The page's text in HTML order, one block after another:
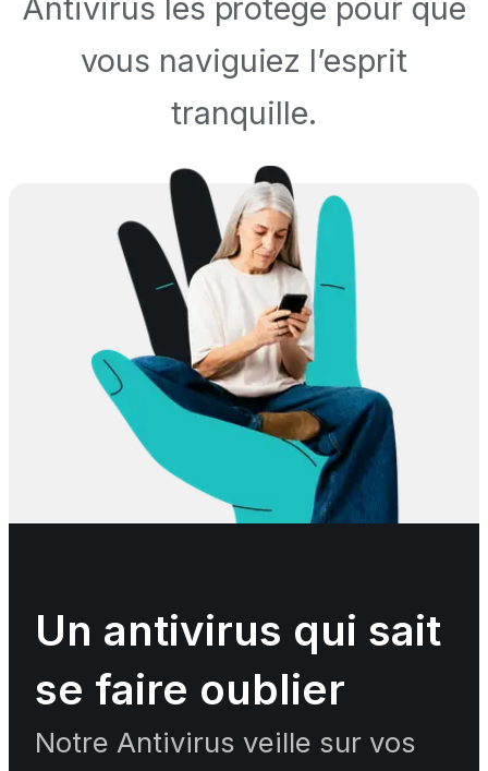
Antivirus les protège pour que
vous naviguiez l’esprit
tranquille.
Un antivirus qui sait
se faire oublier
Notre Antivirus veille sur vos